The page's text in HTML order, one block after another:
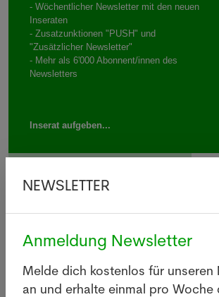
- Wöchentlicher Newsletter mit den neuen
Inseraten
- Zusatzunktionen "PUSH" und
"Zusätzlicher Newsletter"
- Mehr als 6'000 Abonnent/innen des
Newsletters
Inserat aufgeben...
Apotheker/in in Zürich
Diessenhofen
NEWSLETTER
Anmeldung Newsletter
Melde dich kostenlos für unseren
an und erhalte einmal pro Woche